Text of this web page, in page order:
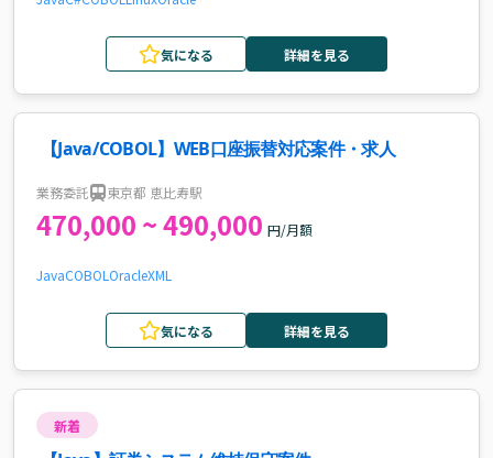
気になる 詳細を見る
【Java/COBOL】WEB口座振替対応案件・求人
業務委託 東京都 恵比寿駅
470,000 ~ 490,000 円/月額
JavaCOBOL OracleXML
気になる 詳細を見る
新着